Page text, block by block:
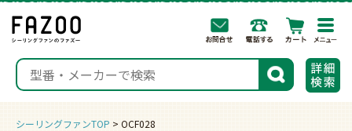
検索
シーリングファンTOP OCF028